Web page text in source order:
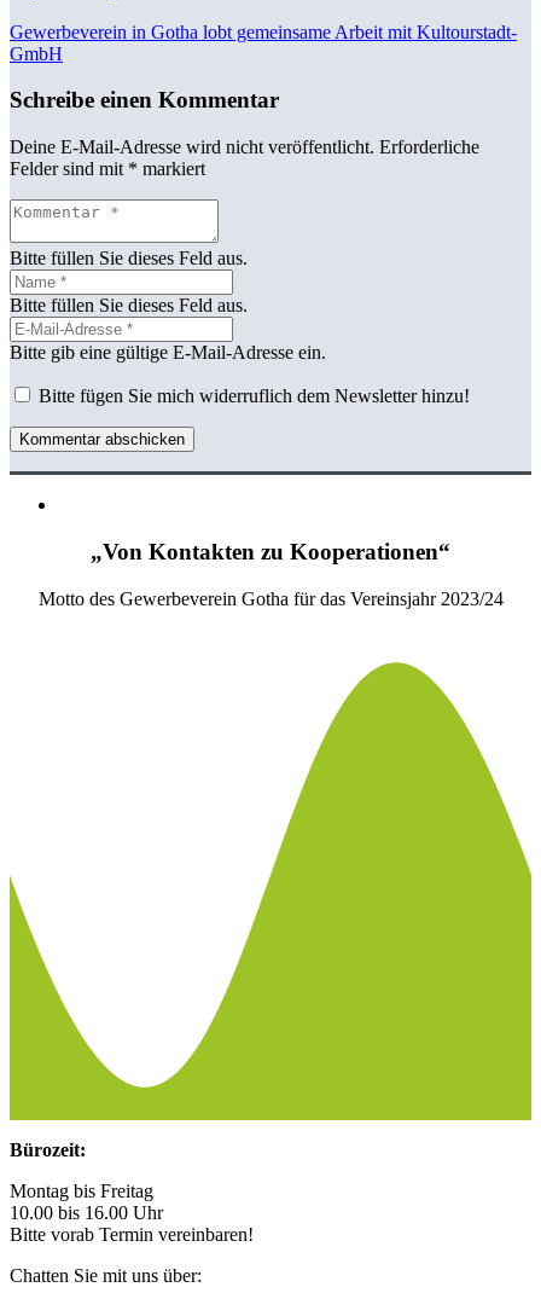
Gewerbeverein in Gotha lobt gemeinsame Arbeit mit Kultourstadt-
GmbH
Schreibe einen Kommentar
Deine E-Mail-Adresse wird nicht veröffentlicht. Erforderliche
Felder sind mit * markiert
Bitte füllen Sie dieses Feld aus.
Bitte füllen Sie dieses Feld aus.
Bitte gib eine gültige E-Mail-Adresse ein.
Bitte fügen Sie mich widerruflich dem Newsletter hinzu!
Kommentar abschicken
„Von Kontakten zu Kooperationen“
Motto des Gewerbeverein Gotha für das Vereinsjahr 2023/24
Bürozeit:
Montag bis Freitag
10.00 bis 16.00 Uhr
Bitte vorab Termin vereinbaren!
Chatten Sie mit uns über: